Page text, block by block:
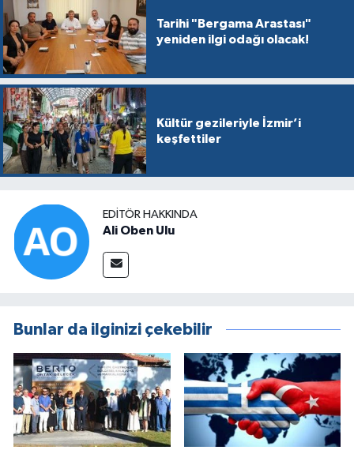
Tarihi "Bergama Arastası"
yeniden ilgi odağı olacak!
Kültür gezileriyle İzmir’i
keşfettiler
EDITÖR HAKKINDA
Ali Oben Ulu
Bunlar da ilginizi çekebilir